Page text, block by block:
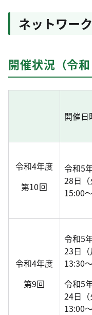
ネットワー
開催状況（令和
開催日
令和4年度
第10回
令和5
28日（
15:00
令和4年度
第9回
令和5
23日（
13:30
令和5
24日（
13:00